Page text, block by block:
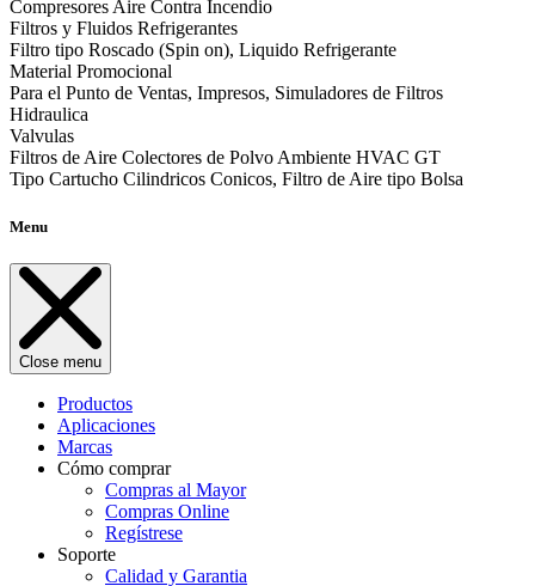
Compresores Aire Contra Incendio
Filtros y Fluidos Refrigerantes
Filtro tipo Roscado (Spin on), Liquido Refrigerante
Material Promocional
Para el Punto de Ventas, Impresos, Simuladores de Filtros
Hidraulica
Valvulas
Filtros de Aire Colectores de Polvo Ambiente HVAC GT
Tipo Cartucho Cilindricos Conicos, Filtro de Aire tipo Bolsa
Menu
Close menu
Productos
Aplicaciones
Marcas
Cómo comprar
Compras al Mayor
Compras Online
Regístrese
Soporte
Calidad y Garantia